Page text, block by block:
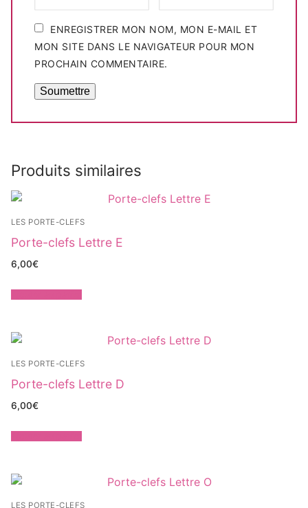
ENREGISTRER MON NOM, MON E-MAIL ET
MON SITE DANS LE NAVIGATEUR POUR MON
PROCHAIN COMMENTAIRE.
Produits similaires
LES PORTE-CLEFS
Porte-clefs Lettre E
6,00€
LES PORTE-CLEFS
Porte-clefs Lettre D
6,00€
LES PORTE-CLEFS